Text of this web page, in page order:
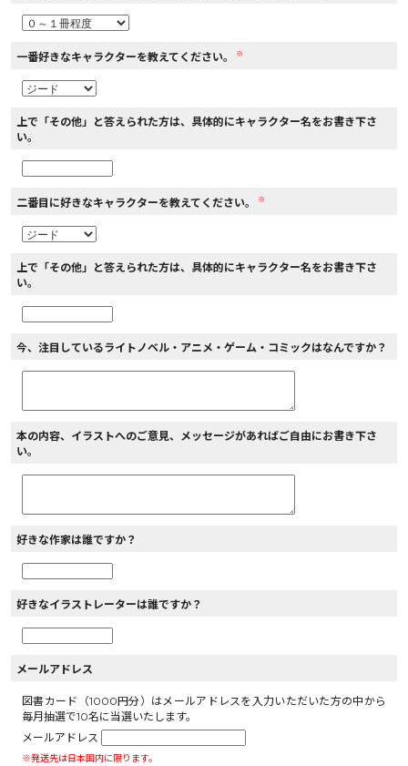
一番好きなキャラクターを教えてください。 ※
上で「その他」と答えられた方は、具体的にキャラクター名をお書き下さ
い。
二番目に好きなキャラクターを教えてください。 ※
上で「その他」と答えられた方は、具体的にキャラクター名をお書き下さ
い。
今、注目しているライトノベル・アニメ・ゲーム・コミックはなんですか？
本の内容、イラストへのご意見、メッセージがあればご自由にお書き下さ
い。
好きな作家は誰ですか？
好きなイラストレーターは誰ですか？
メールアドレス
図書カード（1000円分）はメールアドレスを入力いただいた方の中から
毎月抽選で10名に当選いたします。
メールアドレス
※発送先は日本国内に限ります。